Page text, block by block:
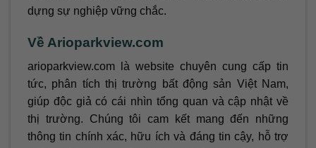
dựng sự nghiệp vững chắc.
Về Arioparkview.com
arioparkview.com là website chuyên cung cấp tin
tức, phân tích thị trường bất động sản Việt Nam,
giúp độc giả có cái nhìn tổng quan và cập nhật về
thị trường. Chúng tôi cam kết mang đến những
thông tin chính xác, hữu ích và đáng tin cậy, hỗ trợ